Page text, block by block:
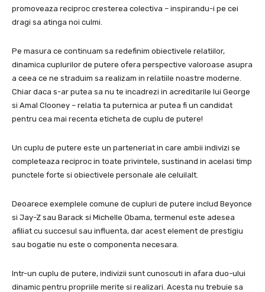
promoveaza reciproc cresterea colectiva – inspirandu-i pe cei
dragi sa atinga noi culmi.
Pe masura ce continuam sa redefinim obiectivele relatiilor,
dinamica cuplurilor de putere ofera perspective valoroase asupra
a ceea ce ne straduim sa realizam in relatiile noastre moderne.
Chiar daca s-ar putea sa nu te incadrezi in acreditarile lui George
si Amal Clooney – relatia ta puternica ar putea fi un candidat
pentru cea mai recenta eticheta de cuplu de putere!
Un cuplu de putere este un parteneriat in care ambii indivizi se
completeaza reciproc in toate privintele, sustinand in acelasi timp
punctele forte si obiectivele personale ale celuilalt.
Deoarece exemplele comune de cupluri de putere includ Beyonce
si Jay-Z sau Barack si Michelle Obama, termenul este adesea
afiliat cu succesul sau influenta, dar acest element de prestigiu
sau bogatie nu este o componenta necesara.
Intr-un cuplu de putere, indivizii sunt cunoscuti in afara duo-ului
dinamic pentru propriile merite si realizari. Acesta nu trebuie sa